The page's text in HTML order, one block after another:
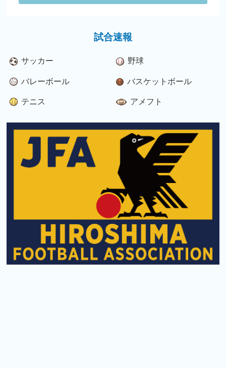
試合速報
サッカー 野球
バレーボール バスケットボール
テニス アメフト